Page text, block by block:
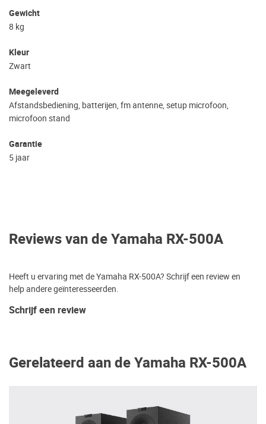
Gewicht
8 kg
Kleur
Zwart
Meegeleverd
Afstandsbediening, batterijen, fm antenne, setup microfoon,
microfoon stand
Garantie
5 jaar
Reviews van de Yamaha RX-500A
Heeft u ervaring met de Yamaha RX-500A? Schrijf een review en
help andere geïnteresseerden.
Schrijf een review
Gerelateerd aan de Yamaha RX-500A